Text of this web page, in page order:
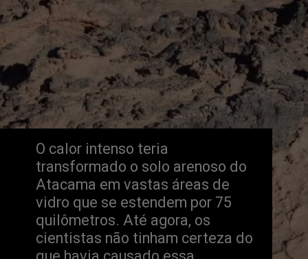
O calor intenso teria
transformado o solo arenoso do
Atacama em vastas áreas de
vidro que se estendem por 75
quilômetros. Até agora, os
cientistas não tinham certeza do